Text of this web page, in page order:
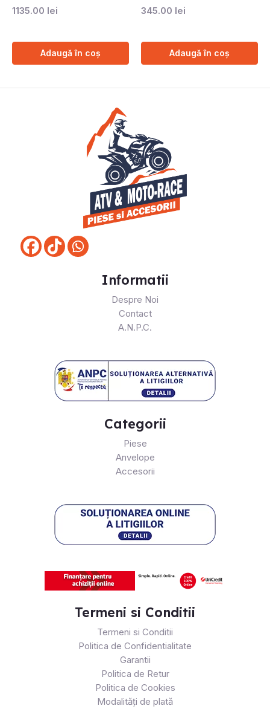
1135.00 lei
Adaugă în coș
345.00 lei
Adaugă în coș
Informatii
Despre Noi
Contact
A.N.P.C.
Categorii
Piese
Anvelope
Accesorii
Termeni si Conditii
Termeni si Conditii
Politica de Confidentialitate
Garantii
Politica de Retur
Politica de Cookies
Modalități de plată